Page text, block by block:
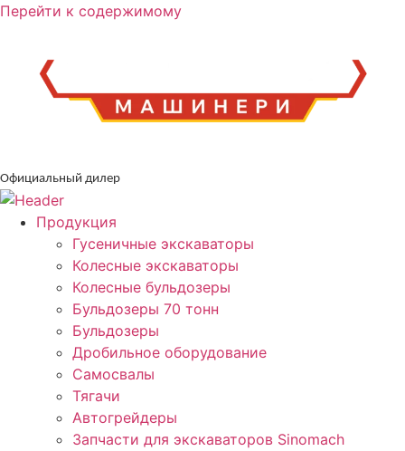
Перейти к содержимому
Официальный дилер
Продукция
Гусеничные экскаваторы
Колесные экскаваторы
Колесные бульдозеры
Бульдозеры 70 тонн
Бульдозеры
Дробильное оборудование
Самосвалы
Тягачи
Автогрейдеры
Запчасти для экскаваторов Sinomach